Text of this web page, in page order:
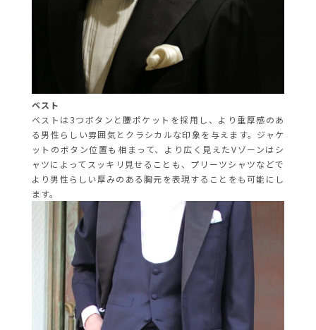
ベスト
ベストは3つボタンと腰ポケットを採用し、より重厚感のあ
る男性らしい雰囲気とクラシカルな印象を与えます。ジャケ
ットのボタン位置も相まって、より広く見えたVゾーンはシ
ャツによってスッキリ見せることも、プリーツシャツなどで
より男性らしい厚みのある胸元を表現することをも可能にし
ます。